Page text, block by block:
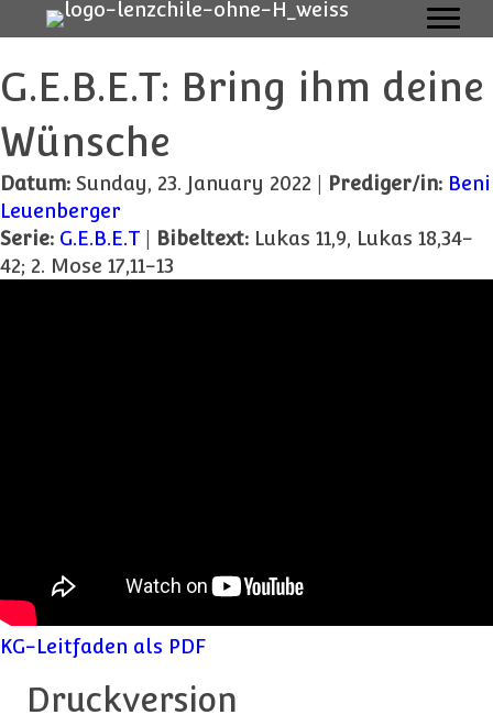
G.E.B.E.T: Bring ihm deine
Wünsche
Datum: Sunday, 23. January 2022 | Prediger/in: Beni
Leuenberger
Serie: G.E.B.E.T Bibeltext: Lukas 11,9, Lukas 18,34-
42; 2. Mose 17,11-13
KG-Leitfaden als PDF
Druckversion